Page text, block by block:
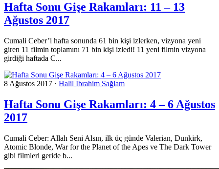
Hafta Sonu Gişe Rakamları: 11 – 13
Ağustos 2017
Cumali Ceber’i hafta sonunda 61 bin kişi izlerken, vizyona yeni
giren 11 filmin toplamını 71 bin kişi izledi! 11 yeni filmin vizyona
girdiği haftada C...
8 Ağustos 2017 · Halil İbrahim Sağlam
Hafta Sonu Gişe Rakamları: 4 – 6 Ağustos
2017
Cumali Ceber: Allah Seni Alsın, ilk üç günde Valerian, Dunkirk,
Atomic Blonde, War for the Planet of the Apes ve The Dark Tower
gibi filmleri geride b...